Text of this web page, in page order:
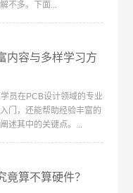
不多。下面...
内容与多样学习方
员在PCB设计领域的专业
门，还能帮助经验丰富的
述其中的关键点。...
算不算硬件？